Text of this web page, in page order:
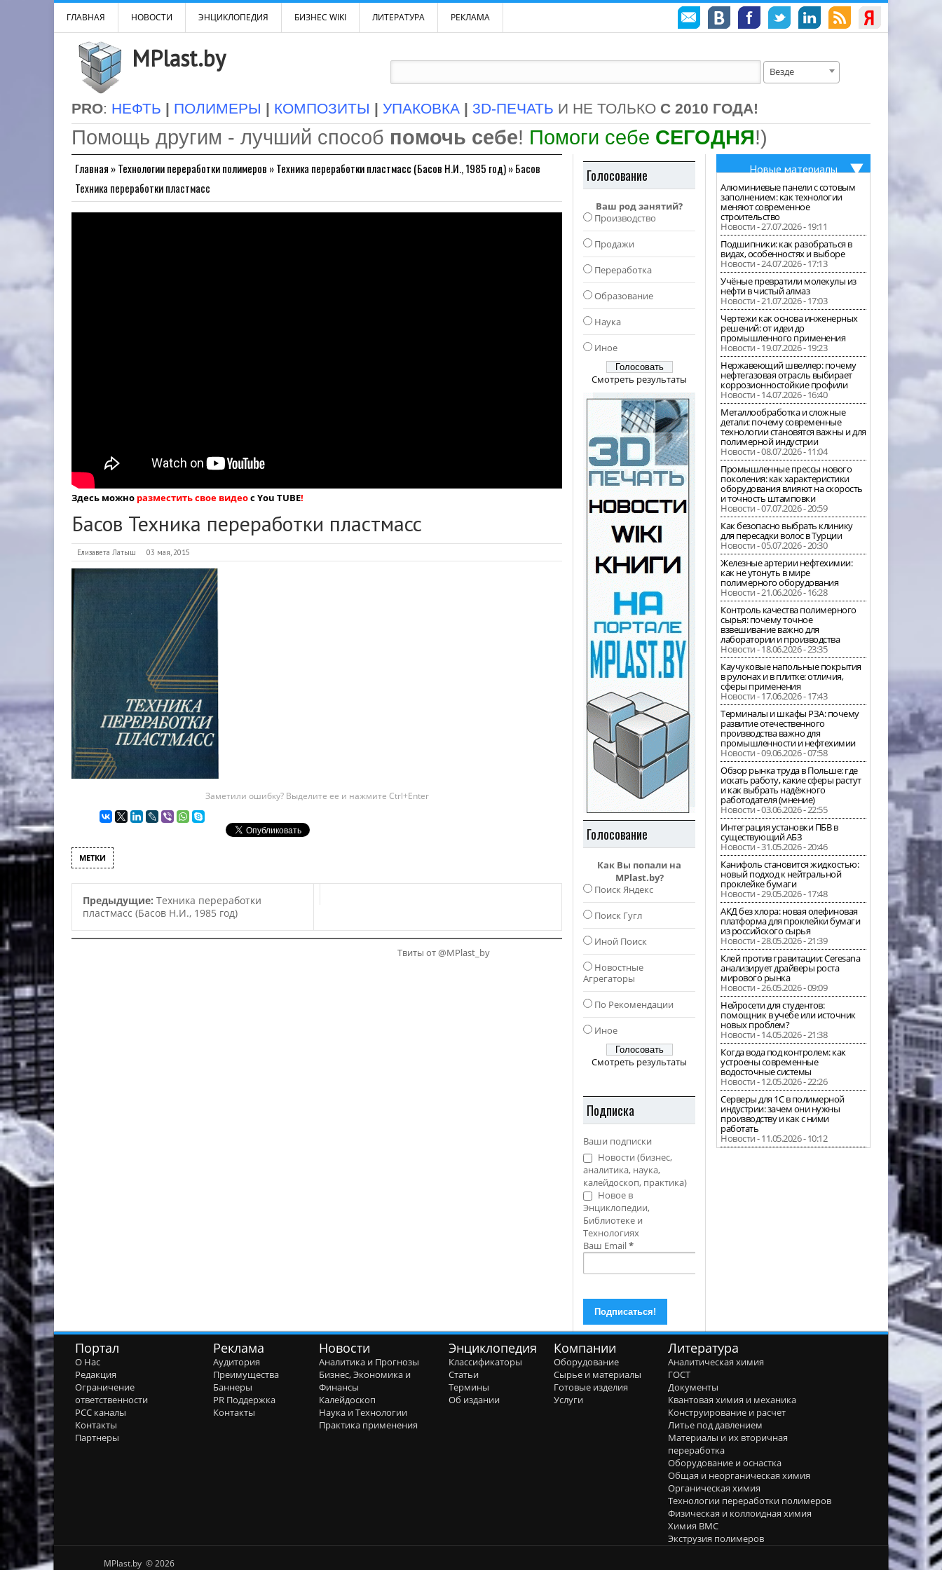
ГЛАВНАЯ НОВОСТИ ЭНЦИКЛОПЕДИЯ БИЗНЕС WIKI ЛИТЕРАТУРА РЕКЛАМА
MPlast.by Везде
PRO: НЕФТЬ | ПОЛИМЕРЫ | КОМПОЗИТЫ | УПАКОВКА | 3D-ПЕЧАТЬ И НЕ ТОЛЬКО С 2010 ГОДА!
Помощь другим - лучший способ помочь себе! Помоги себе СЕГОДНЯ!)
Главная »Технологии переработки полимеров »Техника переработки пластмасс (Басов Н.И., 1985 год)»Басов
Техника переработки пластмасс
Здесь можно разместить свое видеос You TUBE!
Басов Техника переработки пластмасс
Елизавета Латыш 03 мая, 2015
Заметили ошибку? Выделите ее и нажмите Ctrl+Enter
МЕТКИ
Предыдущие: Техника переработки
пластмасс (Басов Н.И., 1985 год)
Твиты от @MPlast_by
Голосование
Ваш род занятий?
Производство
Продажи
Переработка
Образование
Наука
Иное
Смотреть результаты
Голосование
Как Вы попали на
MPlast.by?
Поиск Яндекс
Поиск Гугл
Иной Поиск
Новостные
Агрегаторы
По Рекомендации
Иное
Смотреть результаты
Подписка
Ваши подписки
Новости (бизнес,
аналитика, наука,
калейдоскоп, практика)
Новое в
Энциклопедии,
Библиотеке и
Технологиях
Ваш Email*
Новые материалы
Алюминиевые панели с сотовым
заполнением: как технологии
меняют современное
строительство
Новости - 27.07.2026 - 19:11
Подшипники: как разобраться в
видах, особенностях и выборе
Новости - 24.07.2026 - 17:13
Учёные превратили молекулы из
нефти в чистый алмаз
Новости - 21.07.2026 - 17:03
Чертежи как основа инженерных
решений: от идеи до
промышленного применения
Новости - 19.07.2026 - 19:23
Нержавеющий швеллер: почему
нефтегазовая отрасль выбирает
коррозионностойкие профили
Новости - 14.07.2026 - 16:40
Металлообработка и сложные
детали: почему современные
технологии становятся важны и для
полимерной индустрии
Новости - 08.07.2026 - 11:04
Промышленные прессы нового
поколения: как характеристики
оборудования влияют на скорость
и точность штамповки
Новости - 07.07.2026 - 20:59
Как безопасно выбрать клинику
для пересадки волос в Турции
Новости - 05.07.2026 - 20:30
Железные артерии нефтехимии:
как не утонуть в мире
полимерного оборудования
Новости - 21.06.2026 - 16:28
Контроль качества полимерного
сырья: почему точное
взвешивание важно для
лаборатории и производства
Новости - 18.06.2026 - 23:35
Каучуковые напольные покрытия
в рулонах и в плитке: отличия,
сферы применения
Новости - 17.06.2026 - 17:43
Терминалы и шкафы РЗА: почему
развитие отечественного
производства важно для
промышленности и нефтехимии
Новости - 09.06.2026 - 07:58
Обзор рынка труда в Польше: где
искать работу, какие сферы растут
и как выбрать надёжного
работодателя (мнение)
Новости - 03.06.2026 - 22:55
Интеграция установки ПБВ в
существующий АБЗ
Новости - 31.05.2026 - 20:46
Канифоль становится жидкостью:
новый подход к нейтральной
проклейке бумаги
Новости - 29.05.2026 - 17:48
АКД без хлора: новая олефиновая
платформа для проклейки бумаги
из российского сырья
Новости - 28.05.2026 - 21:39
Клей против гравитации: Ceresana
анализирует драйверы роста
мирового рынка
Новости - 26.05.2026 - 09:09
Нейросети для студентов:
помощник в учебе или источник
новых проблем?
Новости - 14.05.2026 - 21:38
Когда вода под контролем: как
устроены современные
водосточные системы
Новости - 12.05.2026 - 22:26
Серверы для 1С в полимерной
индустрии: зачем они нужны
производству и как с ними
работать
Новости - 11.05.2026 - 10:12
Портал
О Нас
Редакция
Ограничение
ответственности
РСС каналы
Контакты
Партнеры
Реклама
Аудитория
Преимущества
Баннеры
PR Поддержка
Контакты
Новости
Аналитика и Прогнозы
Бизнес, Экономика и
Финансы
Калейдоскоп
Наука и Технологии
Практика применения
Энциклопедия
Классификаторы
Статьи
Термины
Об издании
Компании
Оборудование
Сырье и материалы
Готовые изделия
Услуги
Литература
Аналитическая химия
ГОСТ
Документы
Квантовая химия и механика
Конструирование и расчет
Литье под давлением
Материалы и их вторичная
переработка
Оборудование и оснастка
Общая и неорганическая химия
Органическая химия
Технологии переработки полимеров
Физическая и коллоидная химия
Химия ВМС
Экструзия полимеров
MPlast.by © 2026